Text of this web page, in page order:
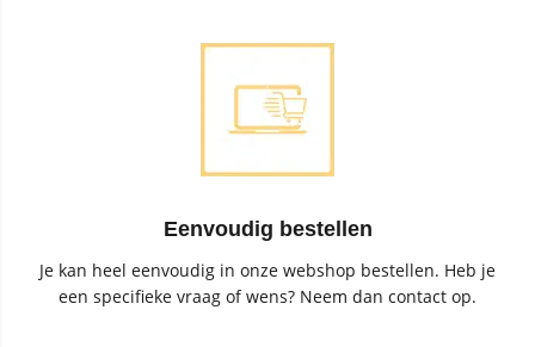
Eenvoudig bestellen
Je kan heel eenvoudig in onze webshop bestellen. Heb je
een specifieke vraag of wens? Neem dan contact op.